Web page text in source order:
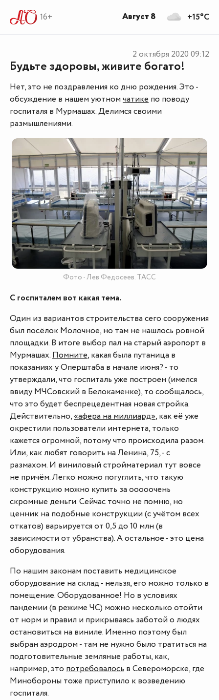
16+
Будьте здоровы, живите богато!
2 октября 2020 09:12
Нет, это не поздравления ко дню рождения. Это -
обсуждение в нашем уютномчатике по поводу
госпиталя в Мурмашах. Делимся своими
размышлениями.
Фото - Лев Федосеев. ТАСС
С госпиталем вот какая тема.
Один из вариантов строительства сего сооружения
был посёлок Молочное, но там не нашлось ровной
площадки. В итоге выбор пал на старый аэропорт в
Мурмашах.Помните, какая была путаница в
показаниях у Оперштаба в начале июня? - то
утверждали, что госпиталь уже построен (имелся
ввиду МЧСовский в Белокаменке), то сообщалось,
что это будет беспрецедентная новая стройка.
Действительно,«афера на миллиард», как её уже
окрестили пользователи интернета, только
кажется огромной, потому что происходила разом.
Или, как любят говорить на Ленина, 75, - с
размахом. И виниловый стройматериал тут вовсе
не причём. Легко можно погуглить, что такую
конструкцию можно купить за ооооочень
скромные деньги. Сейчас точно не помню, но
ценник на подобные конструкции (с учётом всех
откатов) варьируется от 0,5 до 10 млн (в
зависимости от убранства). А остальное - это цена
оборудования.
По нашим законам поставить медицинское
оборудование на склад - нельзя, его можно только в
помещение. Оборудованное! Но в условиях
пандемии (в режиме ЧС) можно несколько отойти
от норм и правил и прикрываясь заботой о людях
остановиться на виниле. Именно поэтому был
выбран аэродром - там не нужно было тратиться на
подготовительные земляные работы, как,
например, это потребовалось в Североморске, где
Минобороны тоже приступило к возведению
госпиталя.
+15°C
Август 8